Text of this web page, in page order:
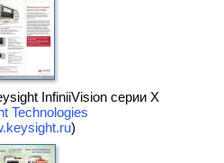
InfiniiVision серии X
Technologies
)